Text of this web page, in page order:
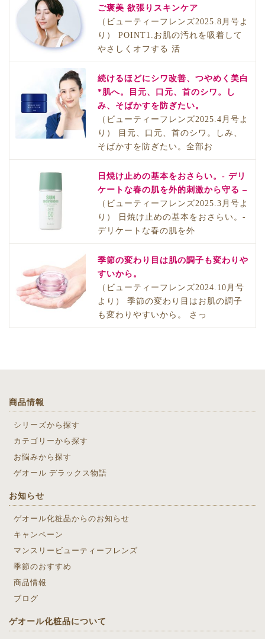
ご褒美 欲張りスキンケア
（ビューティーフレンズ2025.8月号よ
り） POINT1.お肌の汚れを吸着して
やさしくオフする 活
続けるほどにシワ改善、つやめく美白
*肌へ。目元、口元、首のシワ。し
み、そばかすを防ぎたい。
（ビューティーフレンズ2025.4月号よ
り） 目元、口元、首のシワ。しみ、
そばかすを防ぎたい。全部お
日焼け止めの基本をおさらい。- デリ
ケートな春の肌を外的刺激から守る –
（ビューティーフレンズ2025.3月号よ
り） 日焼け止めの基本をおさらい。-
デリケートな春の肌を外
季節の変わり目は肌の調子も変わりや
すいから。
（ビューティーフレンズ2024.10月号
より） 季節の変わり目はお肌の調子
も変わりやすいから。 さっ
商品情報
シリーズから探す
カテゴリーから探す
お悩みから探す
ゲオール デラックス物語
お知らせ
ゲオール化粧品からのお知らせ
キャンペーン
マンスリービューティーフレンズ
季節のおすすめ
商品情報
ブログ
ゲオール化粧品について